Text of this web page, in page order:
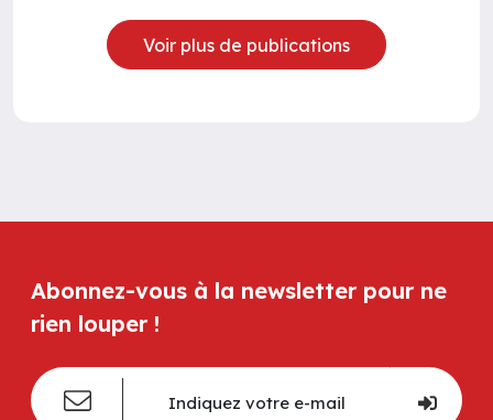
Voir plus de publications
Abonnez-vous à la newsletter pour ne
rien louper !